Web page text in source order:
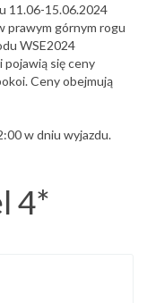
11.06-15.06.2024
prawym górnym rogu
WSE2024
pojawią się ceny
Ceny obejmują
w dniu wyjazdu.
4*